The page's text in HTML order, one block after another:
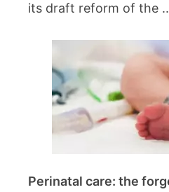
its draft reform of the
Perinatal care: the